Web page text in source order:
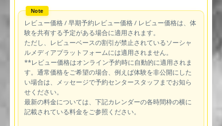
レビュー価格 / 早期予約レビュー価格 / レビュー価格は、体
験を共有する予定がある場合に適用されます。
ただし、レビューベースの割引が禁止されているソーシャ
ルメディアプラットフォームには適用されません。
**レビュー価格はオンライン予約時に自動的に適用されま
す。通常価格をご希望の場合、例えば体験を非公開にした
い場合は、メッセージで予約センタースタッフまでお知ら
せください。
最新の料金については、下記カレンダーの各時間枠の横に
記載されている料金をご参照ください。